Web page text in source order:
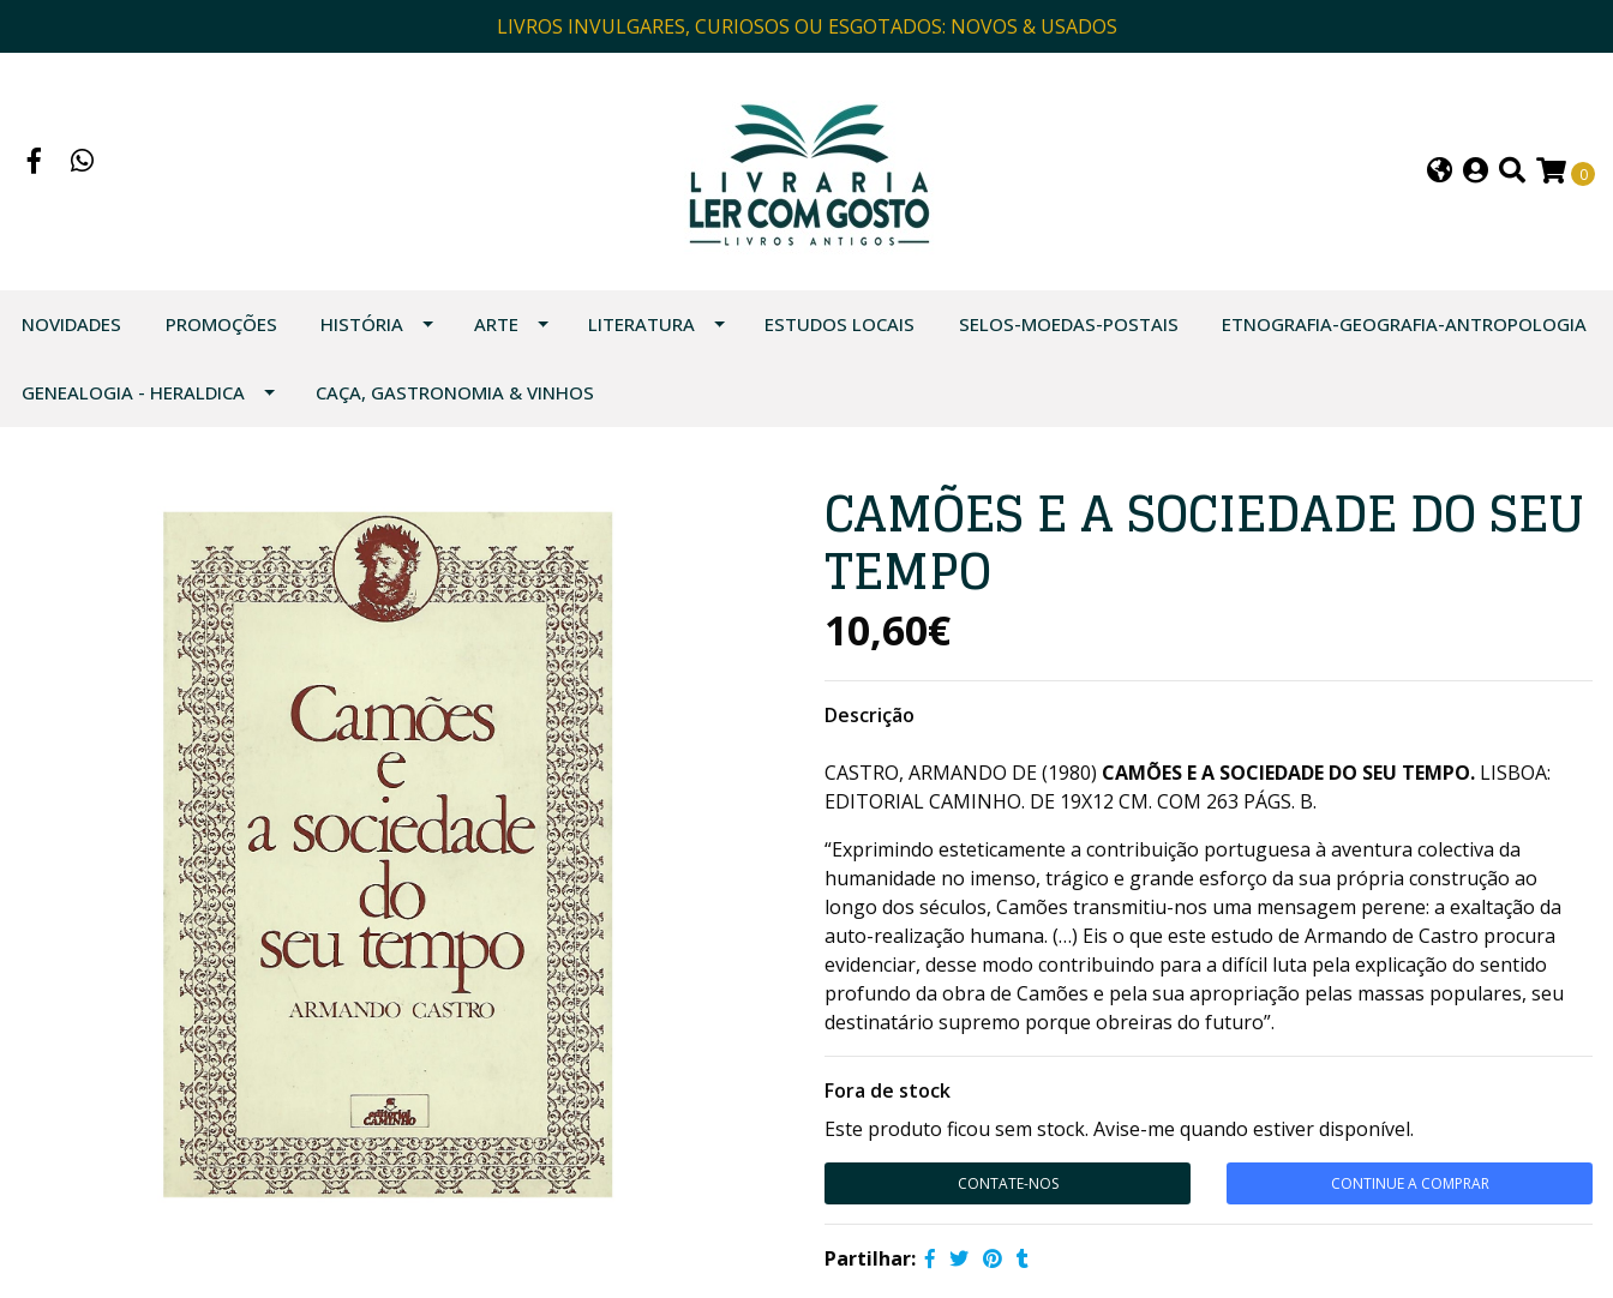
LIVROS INVULGARES, CURIOSOS OU ESGOTADOS: NOVOS & USADOS
0
NOVIDADES PROMOÇÕES HISTÓRIA ARTE LITERATURA ESTUDOS LOCAIS SELOS-MOEDAS-POSTAIS ETNOGRAFIA-GEOGRAFIA-ANTROPOLOGIA
GENEALOGIA - HERALDICA CAÇA, GASTRONOMIA & VINHOS
CAMÕES E A SOCIEDADE DO SEU
TEMPO
10,60€
Descrição
CASTRO, ARMANDO DE (1980) CAMÕES E A SOCIEDADE DO SEU TEMPO. LISBOA:
EDITORIAL CAMINHO. DE 19X12 CM. COM 263 PÁGS. B.
“Exprimindo esteticamente a contribuição portuguesa à aventura colectiva da
humanidade no imenso, trágico e grande esforço da sua própria construção ao
longo dos séculos, Camões transmitiu-nos uma mensagem perene: a exaltação da
auto-realização humana. (…) Eis o que este estudo de Armando de Castro procura
evidenciar, desse modo contribuindo para a difícil luta pela explicação do sentido
profundo da obra de Camões e pela sua apropriação pelas massas populares, seu
destinatário supremo porque obreiras do futuro”.
Fora de stock
Este produto ficou sem stock. Avise-me quando estiver disponível.
CONTATE-NOS CONTINUE A COMPRAR
Partilhar: